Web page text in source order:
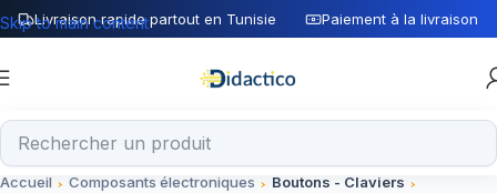
Livraison rapide partout en Tunisie Paiement à la livraison
Skip to main content
Accueil Composants électroniques
Boutons - Claviers